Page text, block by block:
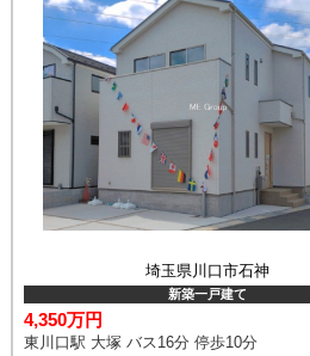
埼玉県川口市石神
新築一戸建て
4,350万円
東川口駅 大塚 バス16分 停歩10分